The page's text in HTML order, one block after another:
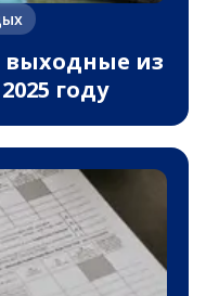
из
году